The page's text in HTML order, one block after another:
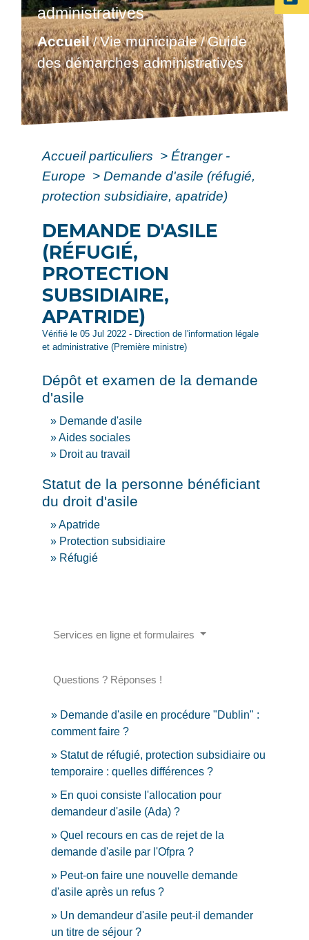
administratives
Accueil/Vie municipale/Guide
des démarches administratives
Accueil particuliers > Étranger -
Europe > Demande d'asile (réfugié,
protection subsidiaire, apatride)
DEMANDE D'ASILE
(RÉFUGIÉ,
PROTECTION
SUBSIDIAIRE,
APATRIDE)
Vérifié le 05 Jul 2022 - Direction de l'information légale
et administrative (Première ministre)
Dépôt et examen de la demande
d'asile
Demande d'asile
Aides sociales
Droit au travail
Statut de la personne bénéficiant
du droit d'asile
Apatride
Protection subsidiaire
Réfugié
Services en ligne et formulaires
Questions ? Réponses !
Demande d'asile en procédure "Dublin" :
comment faire ?
Statut de réfugié, protection subsidiaire ou
temporaire : quelles différences ?
En quoi consiste l'allocation pour
demandeur d'asile (Ada) ?
Quel recours en cas de rejet de la
demande d'asile par l'Ofpra ?
Peut-on faire une nouvelle demande
d'asile après un refus ?
Un demandeur d'asile peut-il demander
un titre de séjour ?